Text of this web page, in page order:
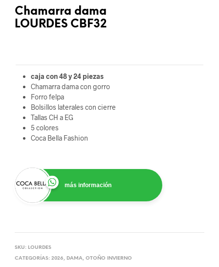
Chamarra dama
LOURDES CBF32
caja con 48 y 24 piezas
Chamarra dama con gorro
Forro felpa
Bolsillos laterales con cierre
Tallas CH a EG
5 colores
Coca Bella Fashion
más información
SKU: LOURDES
CATEGORÍAS: 2026, DAMA, OTOÑO INVIERNO